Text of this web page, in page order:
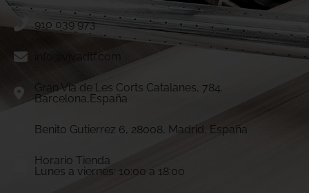
910 039 973
info@vivadtf.com
Gran Vía de Les Corts Catalanes, 784.
Barcelona,España
Benito Gutierrez 6, 28008, Madrid, España
Horario Tienda
Lunes a viernes: 10:00 a 18:00